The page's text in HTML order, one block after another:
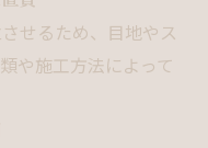
せるため、目地やス
や施工方法によって